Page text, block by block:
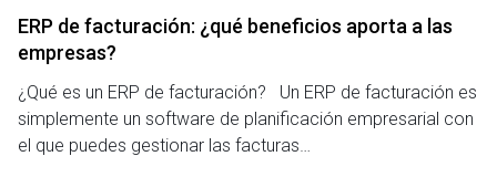
ERP de facturación​: ¿qué beneficios aporta a las
empresas?
¿Qué es un ERP de facturación? Un ERP de facturación es
simplemente un software de planificación empresarial con
el que puedes gestionar las facturas…